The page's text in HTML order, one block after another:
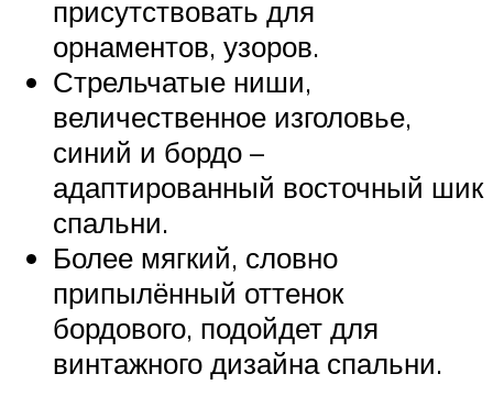
присутствовать для
орнаментов, узоров.
Стрельчатые ниши,
величественное изголовье,
синий и бордо –
адаптированный восточный шик
спальни.
Более мягкий, словно
припылённый оттенок
бордового, подойдет для
винтажного дизайна спальни.